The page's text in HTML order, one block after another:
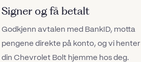
Signer og få betalt
Godkjenn avtalen med BankID, motta
pengene direkte på konto, og vi henter
din Chevrolet Bolt hjemme hos deg.